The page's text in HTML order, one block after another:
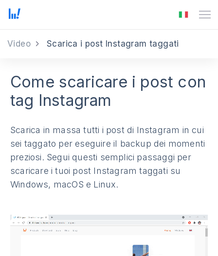
Video Scarica i post Instagram taggati
Come scaricare i post con
tag Instagram
Scarica in massa tutti i post di Instagram in cui
sei taggato per eseguire il backup dei momenti
preziosi. Segui questi semplici passaggi per
scaricare i tuoi post Instagram taggati su
Windows, macOS e Linux.